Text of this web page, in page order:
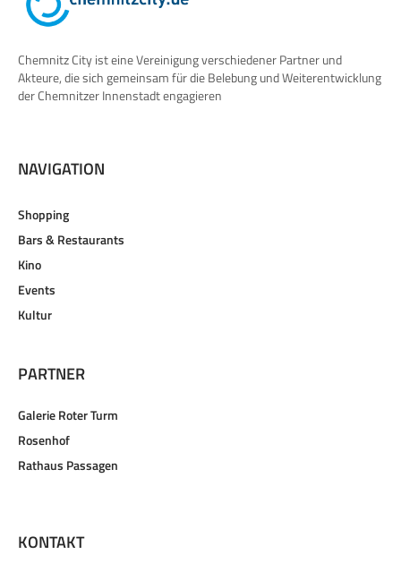
Chemnitz City ist eine Vereinigung verschiedener Partner und
Akteure, die sich gemeinsam für die Belebung und Weiterentwicklung
der Chemnitzer Innenstadt engagieren
NAVIGATION
Shopping
Bars & Restaurants
Kino
Events
Kultur
PARTNER
Galerie Roter Turm
Rosenhof
Rathaus Passagen
KONTAKT